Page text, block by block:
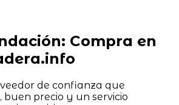
Compra en
de confianza que
buen precio y un servicio